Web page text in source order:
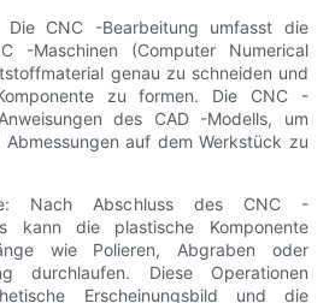
CNC -Bearbeitung umfasst die
-Maschinen (Computer Numerical
genau zu schneiden und
zu formen. Die CNC -
des CAD -Modells, um
auf dem Werkstück zu
Nach Abschluss des CNC -
kann die plastische Komponente
wie Polieren, Abgraben oder
durchlaufen. Diese Operationen
Erscheinungsbild und die